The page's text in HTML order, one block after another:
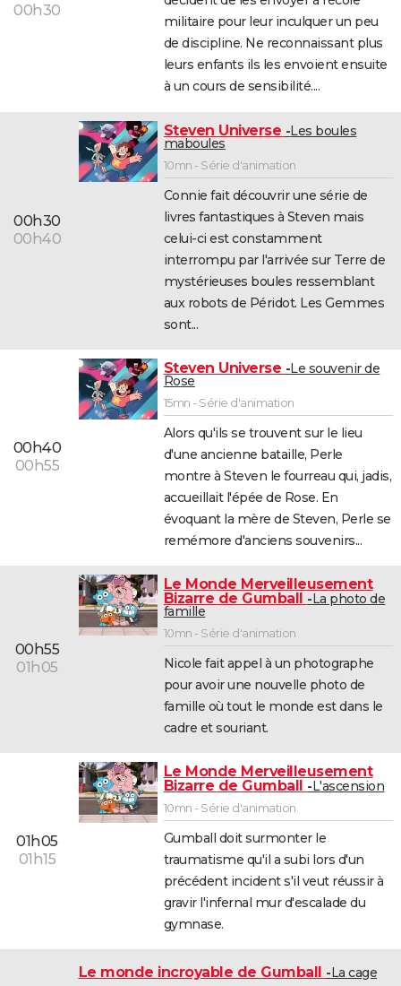
Destinations
City break
Voyage nature
Voyage de noces
Forum
Climat
+
CARTE DE VOEUX
Carte de Noël
Carte Bonne année
Carte Saint-Valentin
Carte d'anniversaire
DICTIONNAIRE
COPAINS D'AVANT
00h30
militaire pour leur inculquer un peu
de discipline. Ne reconnaissant plus
leurs enfants ils les envoient ensuite
à un cours de sensibilité....
00h30
00h40
Steven Universe Les boules
maboules
10mn - Série d'animation
Connie fait découvrir une série de
livres fantastiques à Steven mais
celui-ci est constamment
interrompu par l'arrivée sur Terre de
mystérieuses boules ressemblant
aux robots de Péridot. Les Gemmes
sont...
00h40
00h55
Steven Universe Le souvenir de
Rose
15mn - Série d'animation
Alors qu'ils se trouvent sur le lieu
d'une ancienne bataille, Perle
montre à Steven le fourreau qui, jadis,
accueillait l'épée de Rose. En
évoquant la mère de Steven, Perle se
remémore d'anciens souvenirs...
00h55
01h05
Le Monde Merveilleusement
Bizarre de Gumball
La photo de
famille
10mn - Série d'animation
Nicole fait appel à un photographe
pour avoir une nouvelle photo de
famille où tout le monde est dans le
cadre et souriant.
01h05
01h15
Le Monde Merveilleusement
Bizarre de Gumball
L'ascension
10mn - Série d'animation
Gumball doit surmonter le
traumatisme qu'il a subi lors d'un
précédent incident s'il veut réussir à
gravir l'infernal mur d'escalade du
gymnase.
Le monde incroyable de Gumball La cage